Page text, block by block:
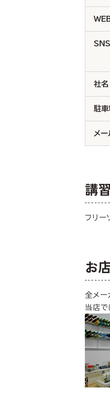
SNS
社名
駐車
メー
講
フリ
お
全メー
当店で